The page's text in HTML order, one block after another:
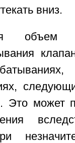
вниз.
объем
Это может